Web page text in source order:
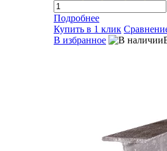
Подробнее
Купить в 1 клик
В избранное